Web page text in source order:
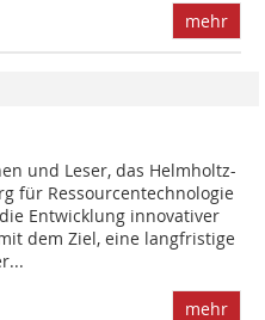
mehr
und Leser, das Helmholtz-
für Ressourcentechnologie
Entwicklung innovativer
dem Ziel, eine langfristige
mehr